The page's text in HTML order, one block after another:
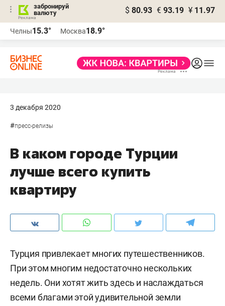
забронируй
валюту
$ 80.93 € 93.19 ¥ 11.97
Челны15.3° Москва18.9°
3 декабря 2020
#пресс-релизы
В каком городе Турции
лучше всего купить
квартиру
Турция привлекает многих путешественников.
При этом многим недостаточно нескольких
недель. Они хотят жить здесь и наслаждаться
всеми благами этой удивительной земли